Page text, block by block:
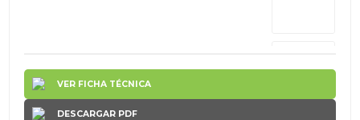
VER FICHA TÉCNICA
DESCARGAR PDF